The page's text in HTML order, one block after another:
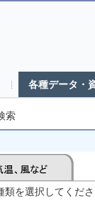
各種データ・
索
類を選択してくだ